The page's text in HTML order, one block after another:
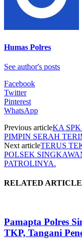
Humas Polres
See author's posts
Facebook
Twitter
Pinterest
WhatsApp
Previous articleKA
PIMPIN SERAH
Next articleTERUS
POLSEK
PATROLINYA.
RELATED
Pamapta Polres
TKP, Tangani